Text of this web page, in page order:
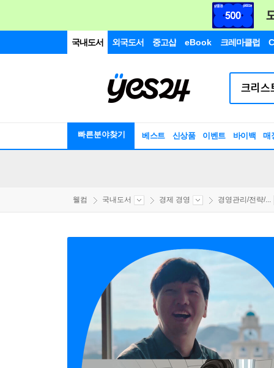
국내도서 외국도서 중고샵 eBook 크레마클럽
빠른분야찾기 베스트 신상품 이벤트 바이백 매
웰컴 국내도서 경제 경영 경영관리/전략/...